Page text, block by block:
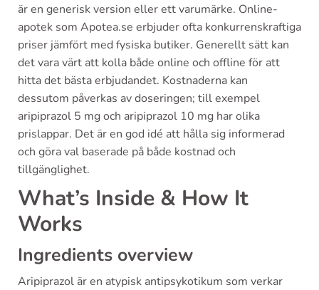
är en generisk version eller ett varumärke. Online-
apotek som Apotea.se erbjuder ofta konkurrenskraftiga
priser jämfört med fysiska butiker. Generellt sätt kan
det vara värt att kolla både online och offline för att
hitta det bästa erbjudandet. Kostnaderna kan
dessutom påverkas av doseringen; till exempel
aripiprazol 5 mg och aripiprazol 10 mg har olika
prislappar. Det är en god idé att hålla sig informerad
och göra val baserade på både kostnad och
tillgänglighet.
What’s Inside & How It
Works
Ingredients overview
Aripiprazol är en atypisk antipsykotikum som verkar